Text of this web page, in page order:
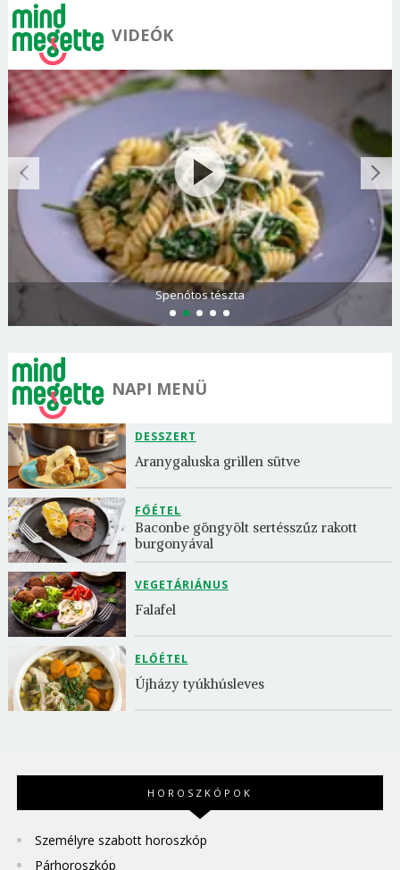
VIDEÓK
Spenótos tészta
NAPI MENÜ
DESSZERT
Aranygaluska grillen sütve
FŐÉTEL
Baconbe göngyölt sertésszűz rakott
burgonyával
VEGETÁRIÁNUS
Falafel
ELŐÉTEL
Újházy tyúkhúsleves
HOROSZKÓPOK
Személyre szabott horoszkóp
Párhoroszkóp